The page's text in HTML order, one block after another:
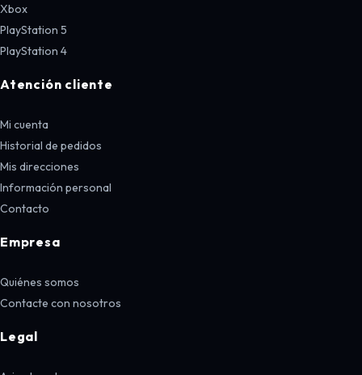
Xbox
PlayStation 5
PlayStation 4
Atención cliente
Mi cuenta
Historial de pedidos
Mis direcciones
Información personal
Contacto
Empresa
Quiénes somos
Contacte con nosotros
Legal